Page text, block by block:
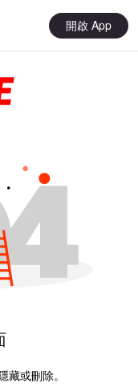
開啟 App
或刪除。